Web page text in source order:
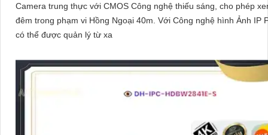
Camera trung thực với CMOS Công nghệ thiếu sáng, cho phép
đêm trong phạm vi Hồng Ngoại 40m. Với Công nghệ hình Ảnh IP POE, nó
có thể được quản lý từ xa